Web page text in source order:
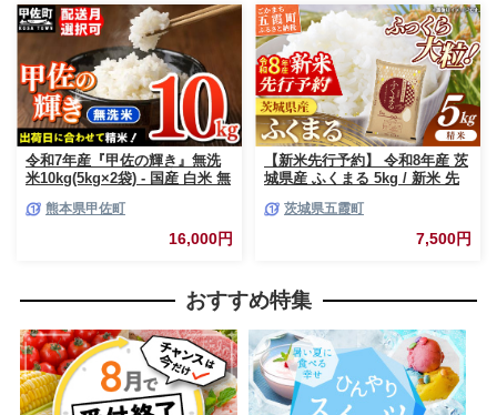
令和7年産『甲佐の輝き』無洗
米10kg(5kg×2袋) - 国産 白米 無
米 訳あり 厳選 マイスター 生活
応援 ひのひかり 森のくまさん
おすすめ 熊本県 甲佐町【価格
熊本県甲佐町
16,000円
【新米先行予約】 令和8年産 茨
城県産 ふくまる 5kg / 新米 先
精米 特A米 特A 特A評価 旨味
安心 美味しい 茨城県 五霞町
茨城県五霞町
7,500円
おすすめ特集